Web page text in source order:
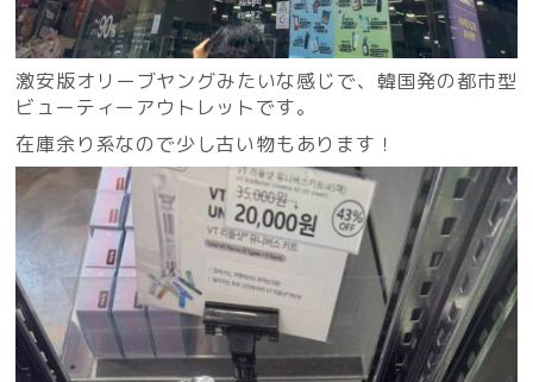
激安版オリーブヤングみたいな感じで、韓国発の都市型
ビューティーアウトレットです。
在庫余り系なので少し古い物もあります！